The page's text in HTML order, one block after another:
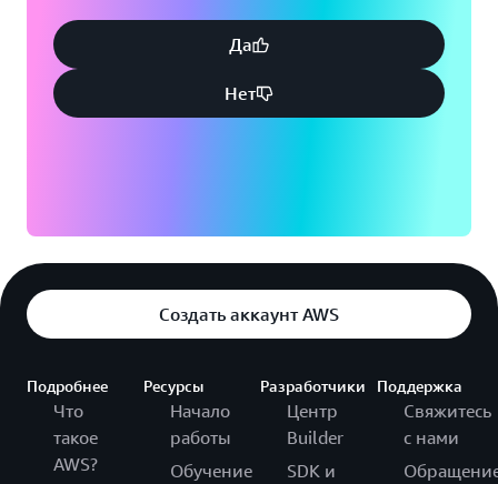
Да
Нет
Создать аккаунт AWS
Подробнее
Что
такое
AWS?
Ресурсы
Начало
работы
Обучение
Разработчики
Центр
Builder
SDK и
Поддержка
Свяжитесь
с нами